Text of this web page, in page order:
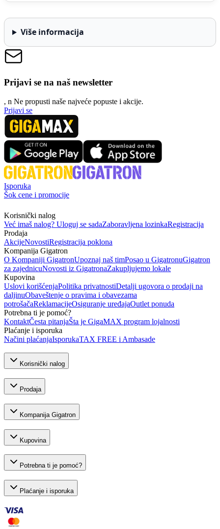
Više informacija
Prijavi se na naš newsletter
, n Ne propusti naše najveće popuste i akcije.
Prijavi se
Isporuka
Šok cene i promocije
Korisnički nalog
Već imaš nalog? Uloguj se sadaZaboravljena lozinkaRegistracija
Prodaja
AkcijeNovostiRegistracija poklona
Kompanija Gigatron
O Kompaniji GigatronUpoznaj naš timPosao u GigatronuGigatron
za zajednicuNovosti iz GigatronaZakupljujemo lokale
Kupovina
Uslovi korišćenjaPolitika privatnostiDetalji ugovora o prodaji na
daljinuObaveštenje o pravima i obavezama
potrošačaReklamacijeOsiguranje uređajaOutlet ponuda
Potrebna ti je pomoć?
KontaktČesta pitanjaŠta je GigaMAX program lojalnosti
Plaćanje i isporuka
Načini plaćanjaIsporukaTAX FREE i Ambasade
Korisnički nalog
Prodaja
Kompanija Gigatron
Kupovina
Potrebna ti je pomoć?
Plaćanje i isporuka